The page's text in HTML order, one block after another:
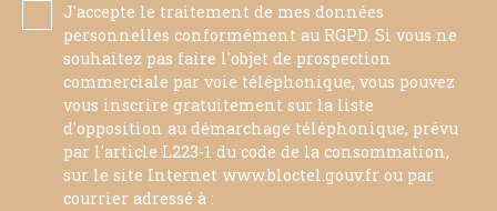
J'accepte le traitement de mes données
personnelles conformément au RGPD. Si vous ne
souhaitez pas faire l'objet de prospection
commerciale par voie téléphonique, vous pouvez
vous inscrire gratuitement sur la liste
d'opposition au démarchage téléphonique, prévu
par l'article L223-1 du code de la consommation,
sur le site Internet www.bloctel.gouv.fr ou par
courrier adressé à :